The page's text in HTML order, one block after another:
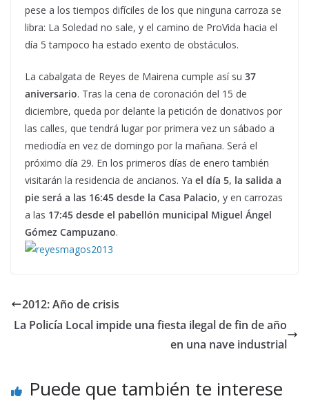
pese a los tiempos difíciles de los que ninguna carroza se
libra: La Soledad no sale, y el camino de ProVida hacia el
día 5 tampoco ha estado exento de obstáculos.
La cabalgata de Reyes de Mairena cumple así su 37
aniversario. Tras la cena de coronación del 15 de
diciembre, queda por delante la petición de donativos por
las calles, que tendrá lugar por primera vez un sábado a
mediodía en vez de domingo por la mañana. Será el
próximo día 29. En los primeros días de enero también
visitarán la residencia de ancianos. Ya el día 5, la salida a
pie será a las 16:45 desde la Casa Palacio, y en carrozas
a las 17:45 desde el pabellón municipal Miguel Ángel
Gómez Campuzano.
2012: Año de crisis
La Policía Local impide una fiesta ilegal de fin de año
en una nave industrial
Puede que también te interese